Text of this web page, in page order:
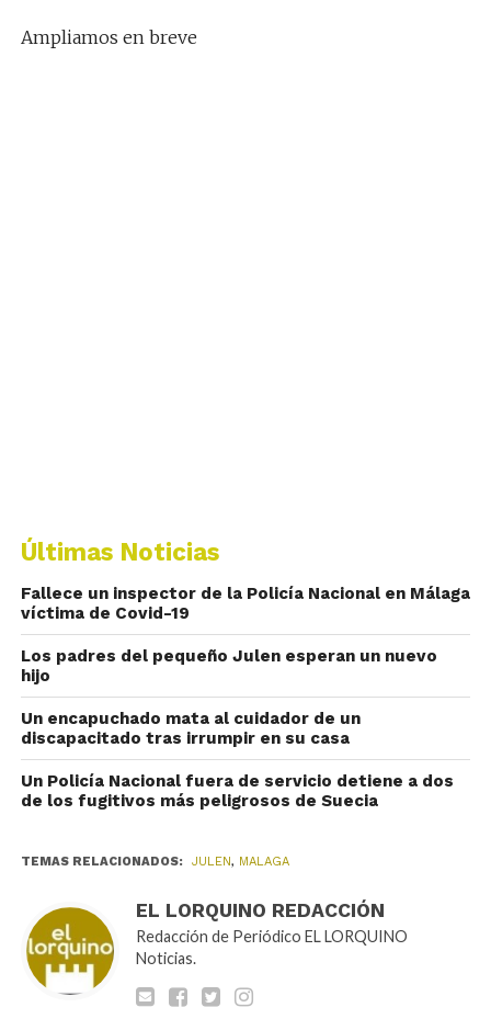
Ampliamos en breve
Últimas Noticias
Fallece un inspector de la Policía Nacional en Málaga
víctima de Covid-19
Los padres del pequeño Julen esperan un nuevo
hijo
Un encapuchado mata al cuidador de un
discapacitado tras irrumpir en su casa
Un Policía Nacional fuera de servicio detiene a dos
de los fugitivos más peligrosos de Suecia
TEMAS RELACIONADOS: JULEN, MALAGA
EL LORQUINO REDACCIÓN
Redacción de Periódico EL LORQUINO
Noticias.